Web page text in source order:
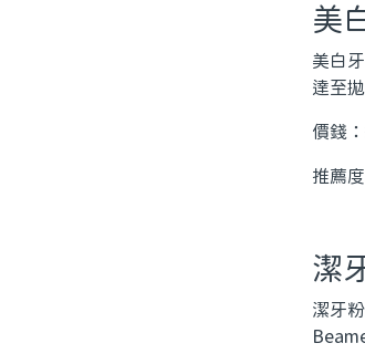
美
美白
達至
價錢
推薦
潔
潔牙